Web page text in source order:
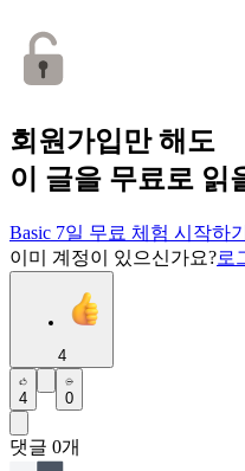
회원가입만 해도
이 글을 무료로 읽
Basic 7일 무료 체험 시작하기
이미 계정이 있으신가요?로
4
4 0
댓글 0개